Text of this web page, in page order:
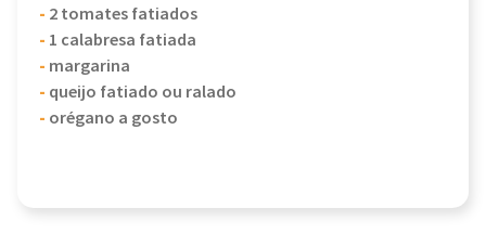
- 2 tomates fatiados
- 1 calabresa fatiada
- margarina
- queijo fatiado ou ralado
- orégano a gosto